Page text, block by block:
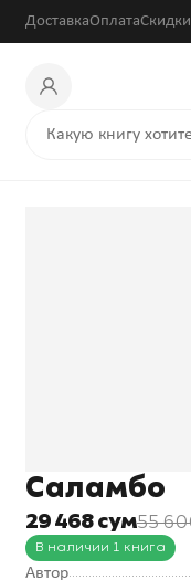
ДоставкаОплатаСкидки
Саламбо
29 468 сум55
В наличии 1 книга
Автор